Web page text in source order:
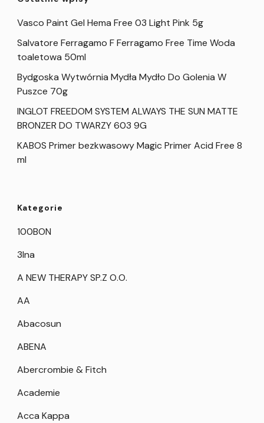
Vasco Paint Gel Hema Free 03 Light Pink 5g
Salvatore Ferragamo F Ferragamo Free Time Woda
toaletowa 50ml
Bydgoska Wytwórnia Mydła Mydło Do Golenia W
Puszce 70g
INGLOT FREEDOM SYSTEM ALWAYS THE SUN MATTE
BRONZER DO TWARZY 603 9G
KABOS Primer bezkwasowy Magic Primer Acid Free 8
ml
Kategorie
100BON
3Ina
A NEW THERAPY SP.Z O.O.
AA
Abacosun
ABENA
Abercrombie & Fitch
Academie
Acca Kappa